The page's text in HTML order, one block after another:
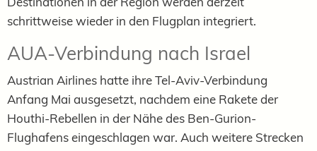
schrittweise wieder in den Flugplan integriert.
AUA-Verbindung nach Israel
Austrian Airlines hatte ihre Tel-Aviv-Verbindung
Anfang Mai ausgesetzt, nachdem eine Rakete der
Houthi-Rebellen in der Nähe des Ben-Gurion-
Flughafens eingeschlagen war. Auch weitere Strecken